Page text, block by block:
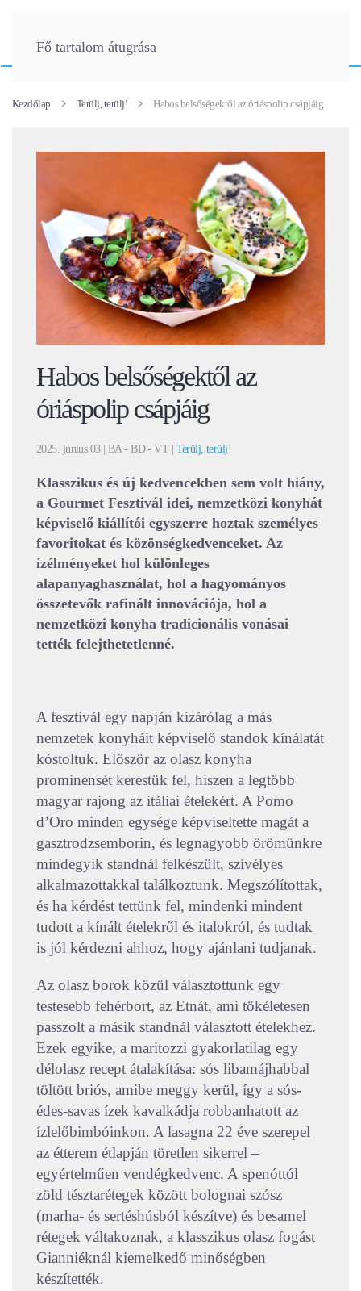
Fő tartalom átugrása
Kezdőlap Terülj, terülj! Habos belsőségektől az óriáspolip csápjáig
Habos belsőségektől az
óriáspolip csápjáig
2025. június 03| BA - BD - VT | Terülj, terülj!
Klasszikus és új kedvencekben sem volt hiány,
a Gourmet Fesztivál idei, nemzetközi konyhát
képviselő kiállítói egyszerre hoztak személyes
favoritokat és közönségkedvenceket. Az
ízélményeket hol különleges
alapanyaghasználat, hol a hagyományos
összetevők rafinált innovációja, hol a
nemzetközi konyha tradicionális vonásai
tették felejthetetlenné.
A fesztivál egy napján kizárólag a más
nemzetek konyháit képviselő standok kínálatát
kóstoltuk. Először az olasz konyha
prominensét kerestük fel, hiszen a legtöbb
magyar rajong az itáliai ételekért. A Pomo
d’Oro minden egysége képviseltette magát a
gasztrodzsemborin, és legnagyobb örömünkre
mindegyik standnál felkészült, szívélyes
alkalmazottakkal találkoztunk. Megszólítottak,
és ha kérdést tettünk fel, mindenki mindent
tudott a kínált ételekről és italokról, és tudtak
is jól kérdezni ahhoz, hogy ajánlani tudjanak.
Az olasz borok közül választottunk egy
testesebb fehérbort, az Etnát, ami tökéletesen
passzolt a másik standnál választott ételekhez.
Ezek egyike, a maritozzi gyakorlatilag egy
délolasz recept átalakítása: sós libamájhabbal
töltött briós, amibe meggy kerül, így a sós-
édes-savas ízek kavalkádja robbanhatott az
ízlelőbimbóinkon. A lasagna 22 éve szerepel
az étterem étlapján töretlen sikerrel –
egyértelműen vendégkedvenc. A spenóttól
zöld tésztarétegek között bolognai szósz
(marha- és sertéshúsból készítve) és besamel
rétegek váltakoznak, a klasszikus olasz fogást
Gianniéknál kiemelkedő minőségben
készítették.